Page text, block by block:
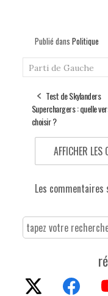
Publié dans Politique
Parti de Gauche
Test de Skylanders
Superchargers : quelle
choisir ?
AFFICHER LES
Les